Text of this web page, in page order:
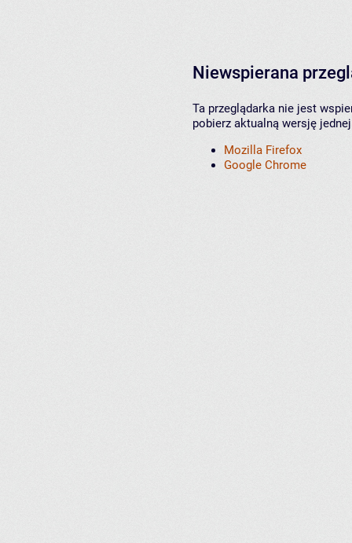
Niewspierana
Ta przeglądarka nie jest
pobierz aktualną wersję
Mozilla Firefox
Google Chrome